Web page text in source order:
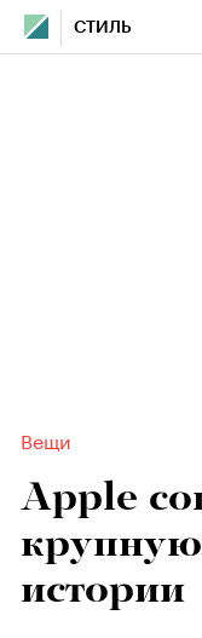
СТИЛЬ
Вещи
Apple
крупную
истории